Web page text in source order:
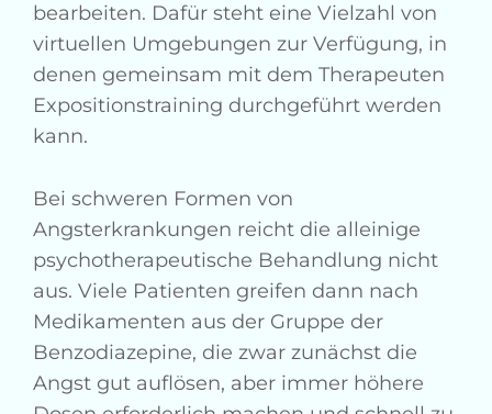
bearbeiten. Dafür steht eine Vielzahl von
virtuellen Umgebungen zur Verfügung, in
denen gemeinsam mit dem Therapeuten
Expositionstraining durchgeführt werden
kann.
Bei schweren Formen von
Angsterkrankungen reicht die alleinige
psychotherapeutische Behandlung nicht
aus. Viele Patienten greifen dann nach
Medikamenten aus der Gruppe der
Benzodiazepine, die zwar zunächst die
Angst gut auflösen, aber immer höhere